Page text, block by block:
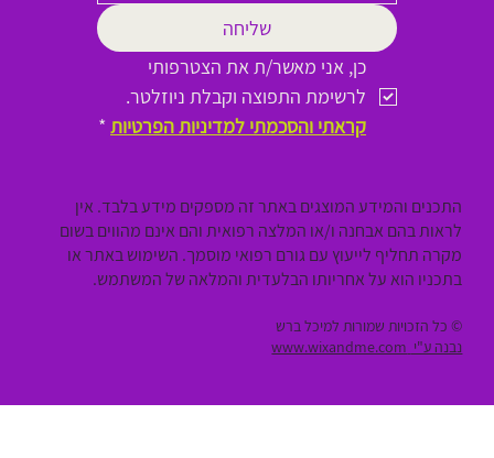
שליחה
לרשימת התפוצה וקבלת ניוזלטר.
קראתי והסכמתי למדיניות הפרטיות *
התכנים והמידע המוצגים באתר זה מספקים מידע בלבד. אין
לראות בהם אבחנה ו/או המלצה רפואית והם אינם מהווים בשום
מקרה תחליף לייעוץ עם גורם רפואי מוסמך. השימוש באתר או
בתכניו הוא על אחריותו הבלעדית והמלאה של המשתמש.
© כל הזכויות שמורות למיכל ברש
נבנה ע"י